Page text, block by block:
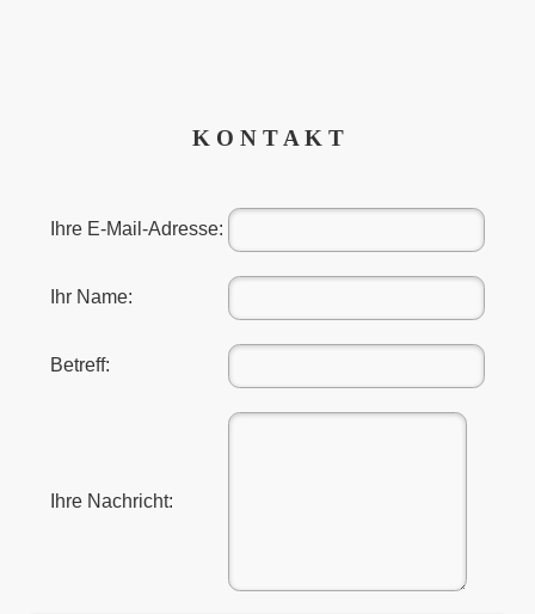
K O N T A K T
Ihre E-Mail-Adresse:
Ihr Name:
Betreff:
Ihre Nachricht: